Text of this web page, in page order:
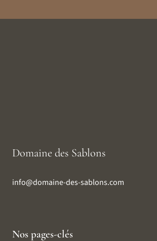
Domaine des Sablons
info@domaine-des-sablons.com
Nos pages-clés